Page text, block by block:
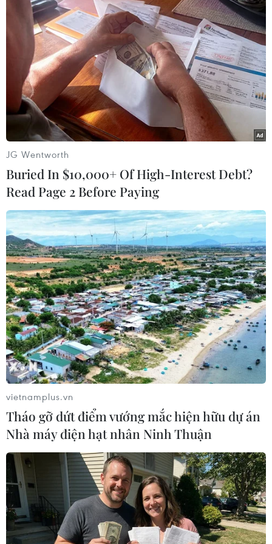
TIN LIÊN QUAN
Cộng đồng quốc tế phản ứng về vụ trực
thăng chở Tổng thống Iran gặp nạn
19/05/2024 22:57
Bộ Ngoại giao nhiều nước ra tuyên bố cho biết họ sẵn
sàng giúp đỡ Tehran tìm kiếm chiếc trực thăng chở Tổng
thống và Ngoại trưởng Iran gặp nạn, đồng thời cầu
mong các quan chức Iran bình an vô sự.
JG Wentworth
Buried In $10,000+ Of High-Interest Debt?
Read Page 2 Before Paying
vietnamplus.vn
Tháo gỡ dứt điểm vướng mắc hiện hữu dự án
Nhà máy điện hạt nhân Ninh Thuận